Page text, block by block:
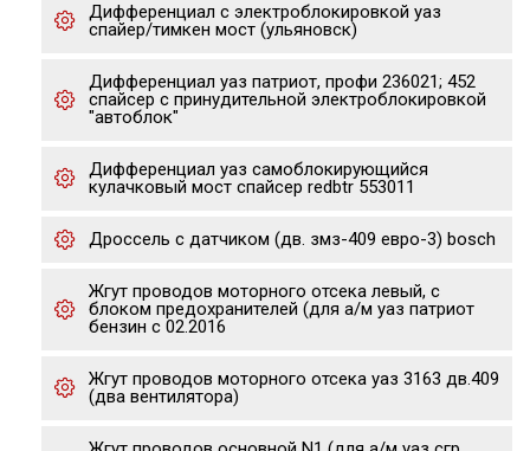
Дифференциал с электроблокировкой уаз
спайер/тимкен мост (ульяновск)
Дифференциал уаз патриот, профи 236021; 452
спайсер с принудительной электроблокировкой
"автоблок"
Дифференциал уаз самоблокирующийся
кулачковый мост спайсер redbtr 553011
Дроссель с датчиком (дв. змз-409 евро-3) bosch
Жгут проводов моторного отсека левый, с
блоком предохранителей (для а/м уаз патриот
бензин с 02.2016
Жгут проводов моторного отсека уаз 3163 дв.409
(два вентилятора)